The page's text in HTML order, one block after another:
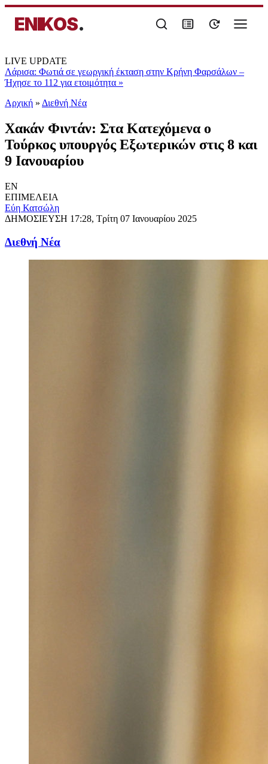
ENIKOS.
LIVE UPDATE
Λάρισα: Φωτιά σε γεωργική έκταση στην Κρήνη Φαρσάλων –
Ήχησε το 112 για ετοιμότητα »
Αρχική » Διεθνή Νέα
Χακάν Φιντάν: Στα Κατεχόμενα ο
Τούρκος υπουργός Εξωτερικών στις 8 και
9 Ιανουαρίου
EN
ΕΠΙΜΕΛΕΙΑ
Εύη Κατσώλη
ΔΗΜΟΣΙΕΥΣΗ 17:28, Τρίτη 07 Ιανουαρίου 2025
Διεθνή Νέα